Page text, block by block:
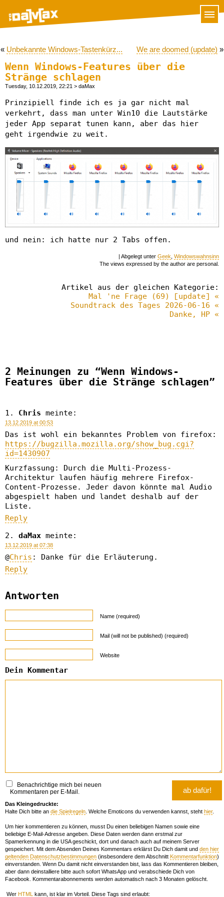
« Unbekannte Windows-Tastenkürz... We are doomed (update) »
Wenn Windows-Features über die
Stränge schlagen
Tuesday, 10.12.2019, 22:21 > daMax
Prinzipiell finde ich es ja gar nicht mal
verkehrt, dass man unter Win10 die Lautstärke
jeder App separat tunen kann, aber das hier
geht irgendwie zu weit.
und nein: ich hatte nur 2 Tabs offen.
| Abgelegt unter Geek Windowswahnsinn
The views expressed by the author are personal.
Artikel aus der gleichen Kategorie:
Mal 'ne Frage (69) [update] «
Soundtrack des Tages 2026-06-16 «
Danke, HP «
2 Meinungen zu “Wenn Windows-
Features über die Stränge schlagen”
Chris meinte:
13.12.2019 at 00:53
Das ist wohl ein bekanntes Problem von firefox:
https://bugzilla.mozilla.org/show_bug.cgi?
id=1430907
Kurzfassung: Durch die Multi-Prozess-
Architektur laufen häufig mehrere Firefox-
Content-Prozesse. Jeder davon könnte mal Audio
abgespielt haben und landet deshalb auf der
Liste.
Reply
daMax meinte:
13.12.2019 at 07:38
@Chris : Danke für die Erläuterung.
Reply
Antworten
Name (required)
Mail (will not be published) (required)
Website
Dein Kommentar
Benachrichtige mich bei neuen
Kommentaren per E-Mail.
Das Kleingedruckte:
Halte Dich bitte an die Spielregeln . Welche Emoticons du verwenden kannst, steht hier.
Um hier kommentieren zu können, musst Du einen beliebigen Namen sowie eine
beliebige E-Mail-Adresse angeben. Diese Daten werden dann erstmal zur
Spamerkennung in die USA geschickt, dort und danach auch auf meinem Server
gespeichert. Mit dem Absenden Deines Kommentars erklärst Du Dich damit und den hier
geltenden Datenschutzbestimmungen (insbesondere dem Abschnitt Kommentarfunktion)
einverstanden. Wenn Du damit nicht einverstanden bist, lass das Kommentieren bleiben,
aber dann deinstalliere bitte auch sofort WhatsApp und verabschiede Dich von
Facebook. Kommentarabonnements werden automatisch nach 3 Monaten gelöscht.
Wer HTML kann, ist klar im Vorteil. Diese Tags sind erlaubt: